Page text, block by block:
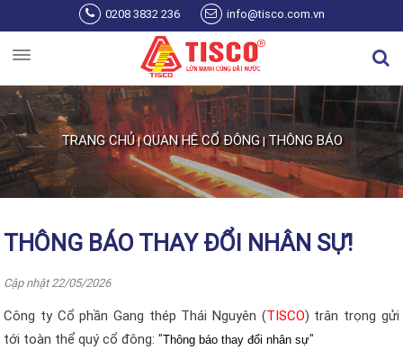
Nhảy đến nội dung 0208 3832 236 info@tisco.com.vn
Bạn đang ở đây
TRANG CHỦ|QUAN HỆ CỔ ĐÔNG|THÔNG BÁO
THÔNG BÁO THAY ĐỔI NHÂN SỰ!
Cập nhật 22/05/2026
Công ty Cổ phần Gang thép Thái Nguyên (TISCO) trân trọng gửi
tới toàn thể quý cổ đông: "Thông báo thay đổi nhân sự"